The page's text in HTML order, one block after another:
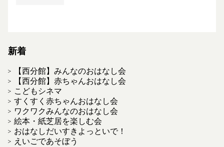
新着
【西分館】みんなのおはなし会
【西分館】赤ちゃんおはなし会
こどもシネマ
すくすく赤ちゃんおはなし会
ワクワクみんなのおはなし会
絵本・紙芝居を楽しむ会
おはなしだいすきよっといで！
えいごであそぼう